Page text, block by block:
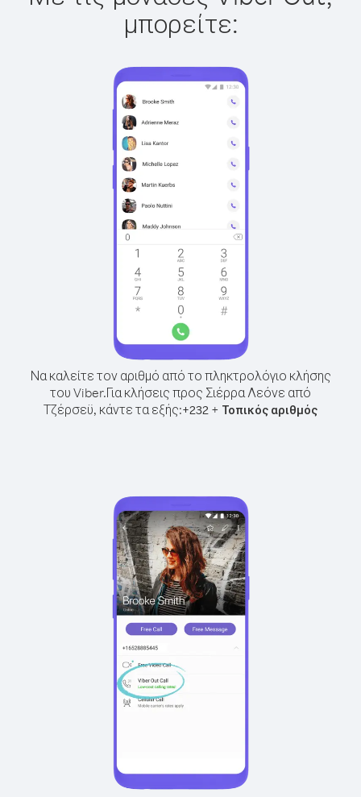
μπορείτε:
Να καλείτε τον αριθμό από το πληκτρολόγιο κλήσης
του Viber.Για κλήσεις προς Σιέρρα Λεόνε από
Τζέρσεϋ, κάντε τα εξής:+232 + Τοπικός αριθμός